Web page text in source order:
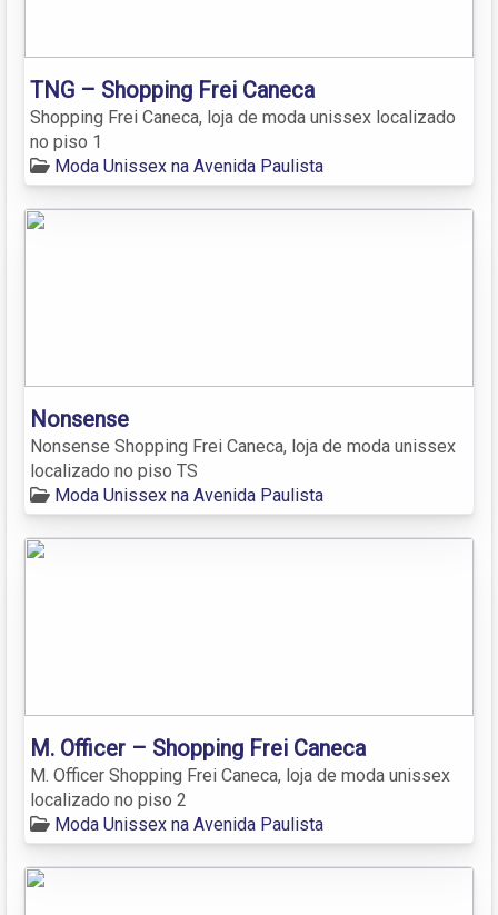
TNG – Shopping Frei Caneca
Shopping Frei Caneca, loja de moda unissex localizado
no piso 1
Moda Unissex na Avenida Paulista
Nonsense
Nonsense Shopping Frei Caneca, loja de moda unissex
localizado no piso TS
Moda Unissex na Avenida Paulista
M. Officer – Shopping Frei Caneca
M. Officer Shopping Frei Caneca, loja de moda unissex
localizado no piso 2
Moda Unissex na Avenida Paulista